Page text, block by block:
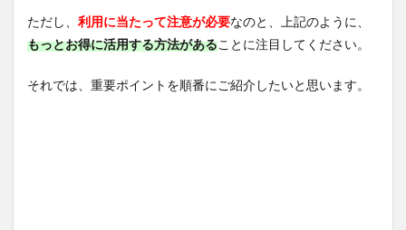
ただし、 利用に当たって注意が必要なのと、上記のように、
もっとお得に活用する方法があることに注目してください。
それでは、重要ポイントを順番にご紹介したいと思います。